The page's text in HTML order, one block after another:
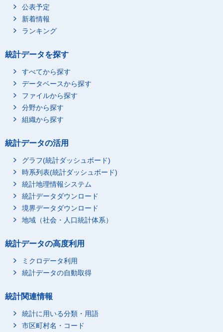
公表予定
新着情報
ランキング
統計データを探す
すべてから探す
データベースから探す
ファイルから探す
分野から探す
組織から探す
統計データの活用
グラフ(統計ダッシュボード)
時系列表(統計ダッシュボード)
統計地理情報システム
統計データダウンロード
境界データダウンロード
地域（社会・人口統計体系）
統計データの高度利用
ミクロデータ利用
統計データの自動取得
統計関連情報
統計に用いる分類・用語
市区町村名・コード